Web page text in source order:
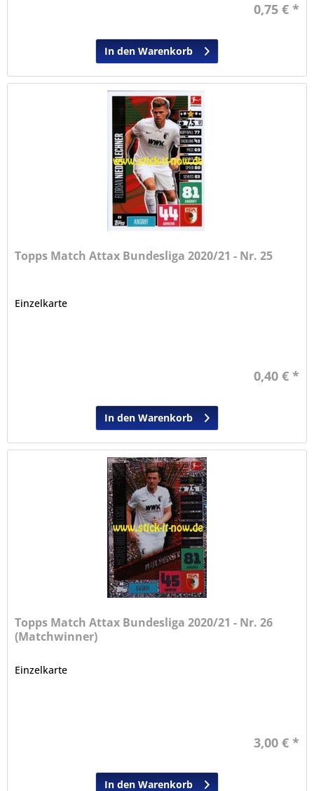
0,75 € *
In den Warenkorb
Topps Match Attax Bundesliga 2020/21 - Nr. 25
Einzelkarte
0,40 € *
In den Warenkorb
Topps Match Attax Bundesliga 2020/21 - Nr. 26
(Matchwinner)
Einzelkarte
3,00 € *
In den Warenkorb